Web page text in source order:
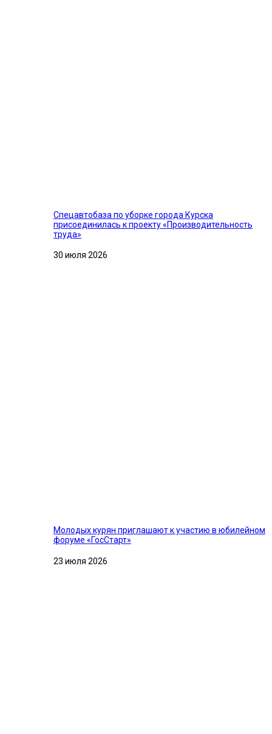
Спецавтобаза по уборке города Курска
присоединилась к проекту «Производительность
труда»
30 июля 2026
Молодых курян приглашают к участию в юбилейном
форуме «ГосСтарт»
23 июля 2026